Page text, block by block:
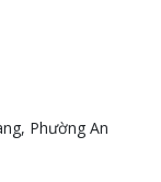
Phường An